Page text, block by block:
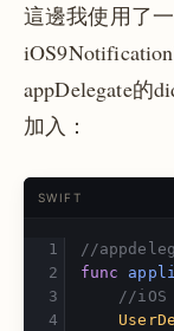
這邊我使用了
appDelegate的
加入：
SWIFT
//
func
//iOS